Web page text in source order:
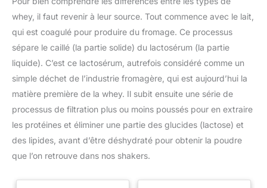
whey, il faut revenir à leur source. Tout commence avec le lait,
qui est coagulé pour produire du fromage. Ce processus
sépare le caillé (la partie solide) du lactosérum (la partie
liquide). C’est ce lactosérum, autrefois considéré comme un
simple déchet de l’industrie fromagère, qui est aujourd’hui la
matière première de la whey. Il subit ensuite une série de
processus de filtration plus ou moins poussés pour en extraire
les protéines et éliminer une partie des glucides (lactose) et
des lipides, avant d’être déshydraté pour obtenir la poudre
que l’on retrouve dans nos shakers.